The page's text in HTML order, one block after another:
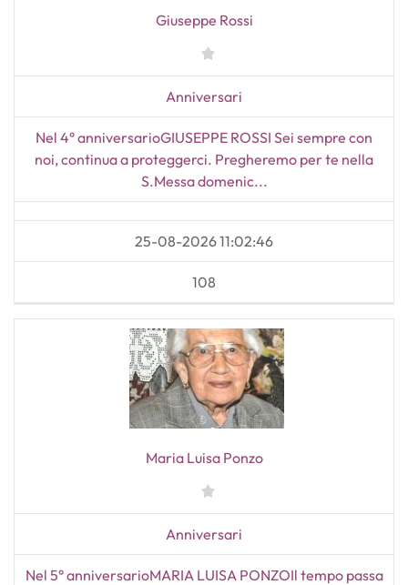
Giuseppe Rossi
Anniversari
Nel 4° anniversarioGIUSEPPE ROSSI Sei sempre con
noi, continua a proteggerci. Pregheremo per te nella
S.Messa domenic...
25-08-2026 11:02:46
108
Maria Luisa Ponzo
Anniversari
Nel 5° anniversarioMARIA LUISA PONZOIl tempo passa